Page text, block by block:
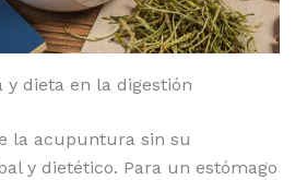
y dieta en la digestión
la acupuntura sin su
y dietético. Para un estómago